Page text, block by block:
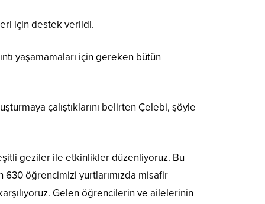
için destek verildi.
yaşamamaları için gereken bütün
çalıştıklarını belirten Çelebi, şöyle
geziler ile etkinlikler düzenliyoruz. Bu
öğrencimizi yurtlarımızda misafir
Gelen öğrencilerin ve ailelerinin